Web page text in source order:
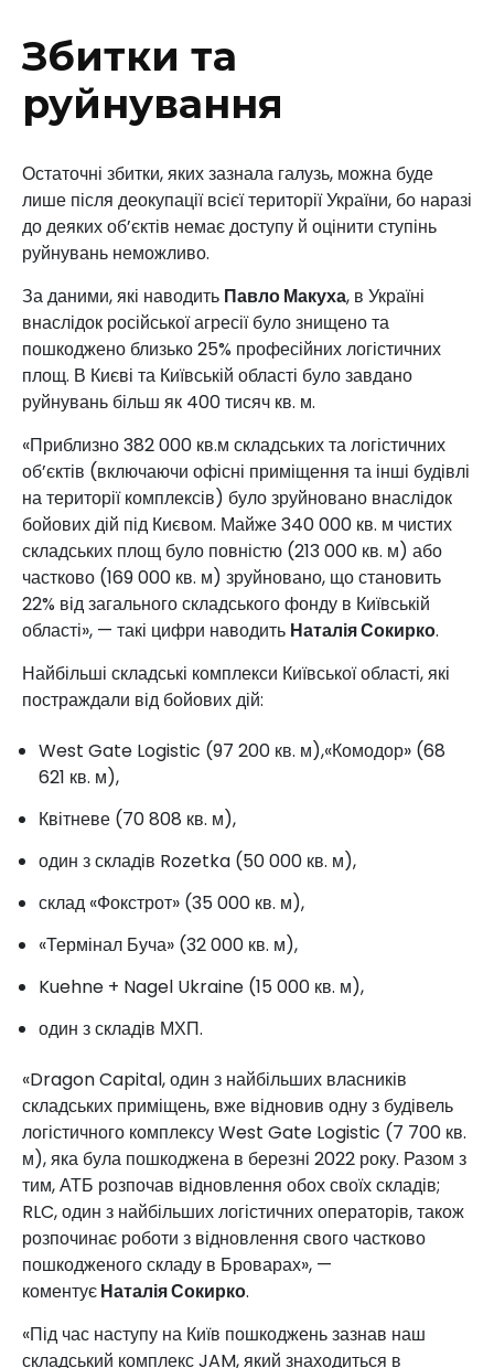
Збитки та
руйнування
Остаточні збитки, яких зазнала галузь, можна буде
лише після деокупації всієї території України, бо наразі
до деяких об’єктів немає доступу й оцінити ступінь
руйнувань неможливо.
За даними, які наводить Павло Макуха, в Україні
внаслідок російської агресії було знищено та
пошкоджено близько 25% професійних логістичних
площ. В Києві та Київській області було завдано
руйнувань більш як 400 тисяч кв. м.
«Приблизно 382 000 кв.м складських та логістичних
об’єктів (включаючи офісні приміщення та інші будівлі
на території комплексів) було зруйновано внаслідок
бойових дій під Києвом. Майже 340 000 кв. м чистих
складських площ було повністю (213 000 кв. м) або
частково (169 000 кв. м) зруйновано, що становить
22% від загального складського фонду в Київській
області», — такі цифри наводить Наталія Сокирко.
Найбільші складські комплекси Київської області, які
постраждали від бойових дій:
West Gate Logistic (97 200 кв. м),«Комодор» (68
621 кв. м),
Квітневе (70 808 кв. м),
один з складів Rozetka (50 000 кв. м),
склад «Фокстрот» (35 000 кв. м),
«Термінал Буча» (32 000 кв. м),
Kuehne + Nagel Ukraine (15 000 кв. м),
один з складів МХП.
«Dragon Capital, один з найбільших власників
складських приміщень, вже відновив одну з будівель
логістичного комплексу West Gate Logistic (7 700 кв.
м), яка була пошкоджена в березні 2022 року. Разом з
тим, АТБ розпочав відновлення обох своїх складів;
RLC, один з найбільших логістичних операторів, також
розпочинає роботи з відновлення свого частково
пошкодженого складу в Броварах», —
коментуєНаталія Сокирко.
«Під час наступу на Київ пошкоджень зазнав наш
складський комплекс JAM, який знаходиться в